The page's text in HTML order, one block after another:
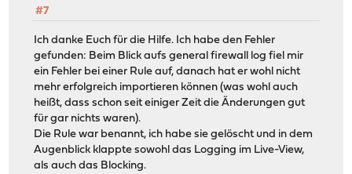
#7
Ich danke Euch für die Hilfe. Ich habe den Fehler
gefunden: Beim Blick aufs general firewall log fiel mir
ein Fehler bei einer Rule auf, danach hat er wohl nicht
mehr erfolgreich importieren können (was wohl auch
heißt, dass schon seit einiger Zeit die Änderungen gut
für gar nichts waren).
Die Rule war benannt, ich habe sie gelöscht und in dem
Augenblick klappte sowohl das Logging im Live-View,
als auch das Blocking.